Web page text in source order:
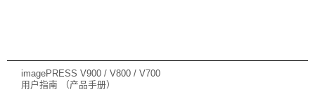
imagePRESS V900 / V800 / V700
用户指南 （产品手册）